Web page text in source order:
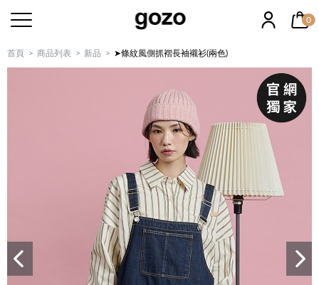
0
首頁 商品列表 新品 ➤條紋風側抓褶長袖襯衫(兩色)